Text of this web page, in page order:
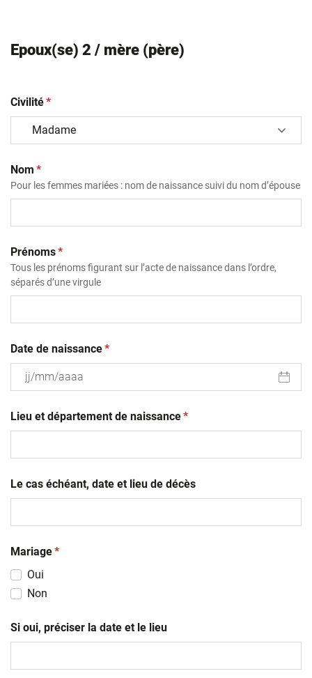
Epoux(se) 2 / mère (père)
Civilité(obligatoire)
*
Nom (obligatoire)
*
Pour les femmes mariées : nom de naissance suivi du nom d’épouse
Prénoms(obligatoire)
*
Tous les prénoms figurant sur l’acte de naissance dans l’ordre,
séparés d’une virgule
Date de naissance(obligatoire)
*
slash
MM
Lieu et département de naissance(obligatoire)
*
Le cas échéant, date et lieu de décès
Mariage(obligatoire)
*
Oui
Non
Si oui, préciser la date et le lieu